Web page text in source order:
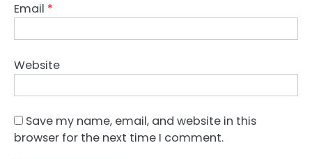
Email *
Website
Save my name, email, and website in this
browser for the next time I comment.